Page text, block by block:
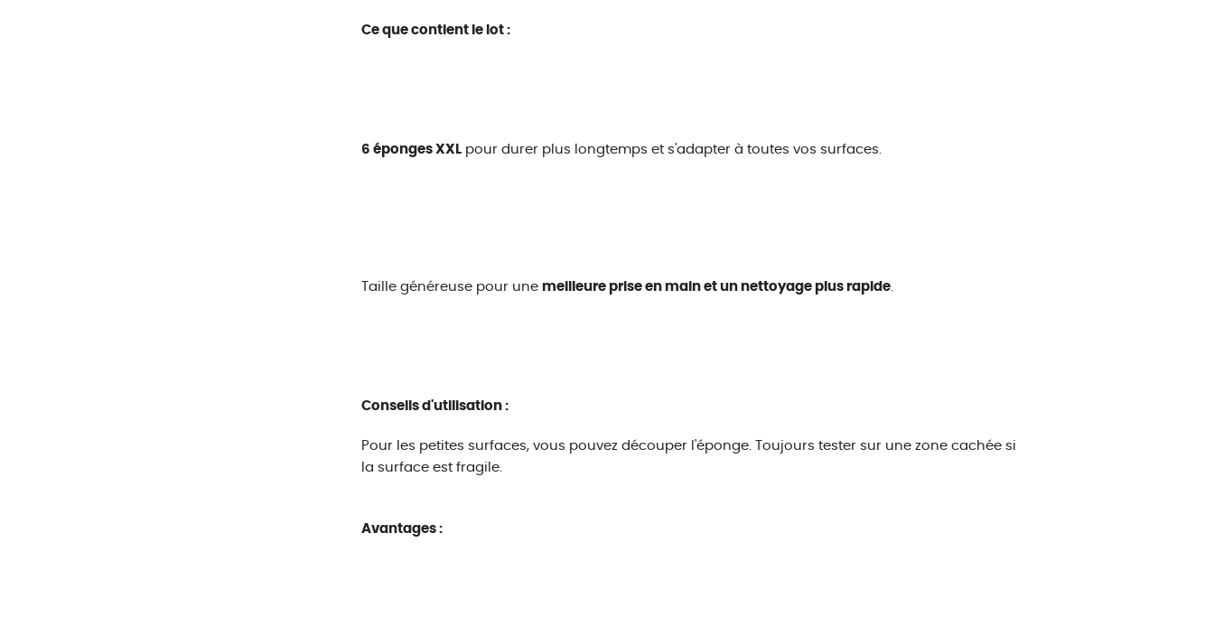
Ce que contient le lot :
6 éponges XXLpour durer plus longtemps et s'adapter à toutes vos surfaces.
Taille généreuse pour une meilleure prise en main et un nettoyage plus rapide.
Conseils d'utilisation :
Pour les petites surfaces, vous pouvez découper l'éponge. Toujours tester sur une zone cachée si
la surface est fragile.
Avantages :